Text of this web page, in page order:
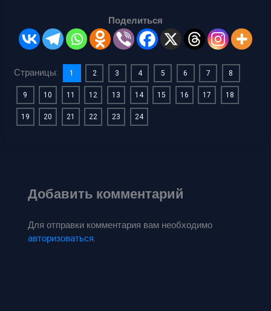
Поделиться
Страницы: 1 2 3 4 5 6 7
8
9
10 11 12 13 14 15 16 17
18
19
20 21 22 23 24
Добавить комментарий
Для отправки комментария вам необходимо
авторизоваться.